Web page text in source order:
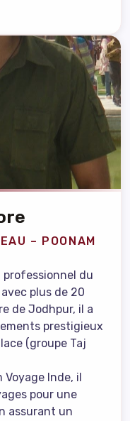
– POONAM
professionnel du
plus de 20
de Jodhpur, il a
prestigieux
(groupe Taj
Voyage Inde, il
pour une
assurant un